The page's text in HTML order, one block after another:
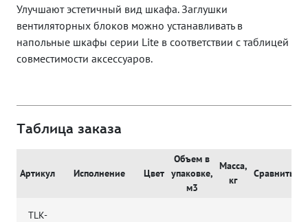
Улучшают эстетичный вид шкафа. Заглушки
вентиляторных блоков можно устанавливать в
напольные шкафы серии Lite в соответствии с таблицей
совместимости аксессуаров.
Таблица заказа
Артикул Исполнение Цвет
Объем в
упаковке,
м3
Масса,
кг
Сравнить
TLK-